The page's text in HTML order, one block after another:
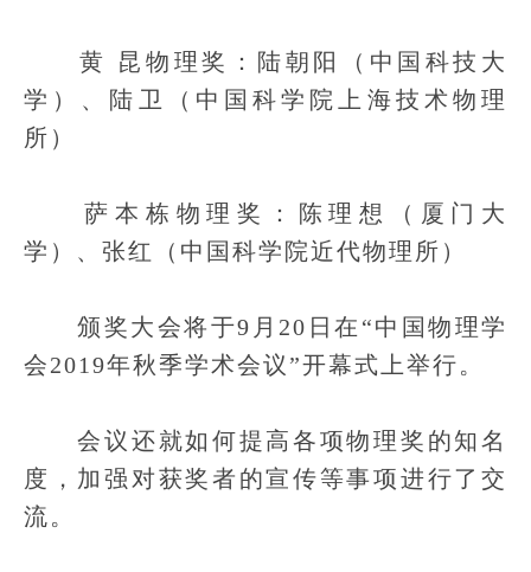
黄 昆物理奖：陆朝阳（中国科技大
学）、陆卫（中国科学院上海技术物理
所）
萨本栋物理奖：陈理想（厦门大
学）、张红（中国科学院近代物理所）
颁奖大会将于9月20日在“中国物理学
会2019年秋季学术会议”开幕式上举行。
会议还就如何提高各项物理奖的知名
度，加强对获奖者的宣传等事项进行了交
流。